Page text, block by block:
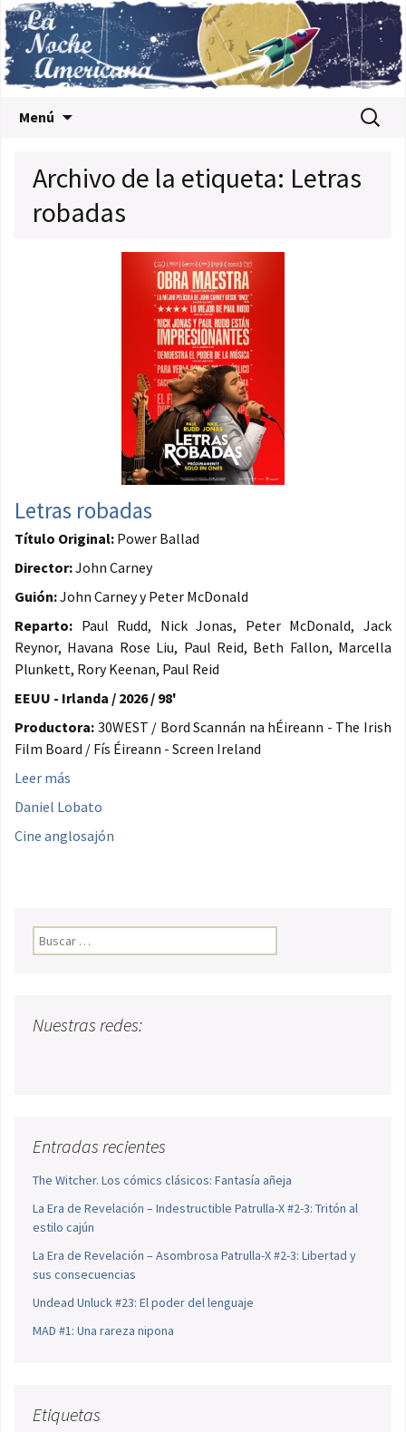
Menú Buscar:
Archivo de la etiqueta: Letras
robadas
Letras robadas
Título Original: Power Ballad
Director:John Carney
Guión:John Carney y Peter McDonald
Reparto: Paul Rudd, Nick Jonas, Peter McDonald, Jack
Reynor, Havana Rose Liu, Paul Reid, Beth Fallon, Marcella
Plunkett, Rory Keenan, Paul Reid
EEUU - Irlanda / 2026 / 98'
Productora: 30WEST / Bord Scannán na hÉireann - The Irish
Film Board / Fís Éireann - Screen Ireland
Leer más
Daniel Lobato
Cine anglosajón
Buscar:
Nuestras redes:
Entradas recientes
The Witcher. Los cómics clásicos: Fantasía añeja
La Era de Revelación – Indestructible Patrulla-X #2-3: Tritón al
estilo cajún
La Era de Revelación – Asombrosa Patrulla-X #2-3: Libertad y
sus consecuencias
Undead Unluck #23: El poder del lenguaje
MAD #1: Una rareza nipona
Etiquetas